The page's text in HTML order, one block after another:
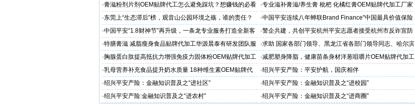
家
厂
·膏滋粉剂片剂OEM贴牌代工怎么避免踩坑？想赚钱的必看 ·专业滋补膏滋/养生膏 枇杷 化橘红膏OEM贴牌代加工厂家
·东莞上“生态滞后”榜，观音山公园环境之殇，谁的责任？ ·中国平安连续八年蝉联Brand Finance"中国最具价值保险
品牌"
·中国平安“1.8财神节”再升级，一条龙专业服务打造全新客
户体验
·警企共建，共创平安杭州平安志愿者接受杭州市反诈宣防
人才专项培训
·特膳膏滋 减脂瘦身食品贴牌代加工华源晨泰有研发团队服
务商
·求助 国家各部门领导、黑龙江省各部门领导同志、哈尔滨
市公安局长
· 胸腺蛋白肽提高抵抗力增强免疫力固体粉OEM贴牌代加工
服务商
·减肥塑身降脂，健康苗条身材洋葱咀嚼片OEM贴牌代加工
服务商
·乳母营养补充食品提升奶水质量 18种维生素OEM贴牌代
工
·绍兴平安产险：平安护航，国庆相伴
·绍兴平安产险：金融知识普及之“进社区” ·绍兴平安产险：金融知识普及之“进校园”
·绍兴平安产险:金融知识普及之“进农村” ·绍兴平安产险：金融知识普及之“进商圈”